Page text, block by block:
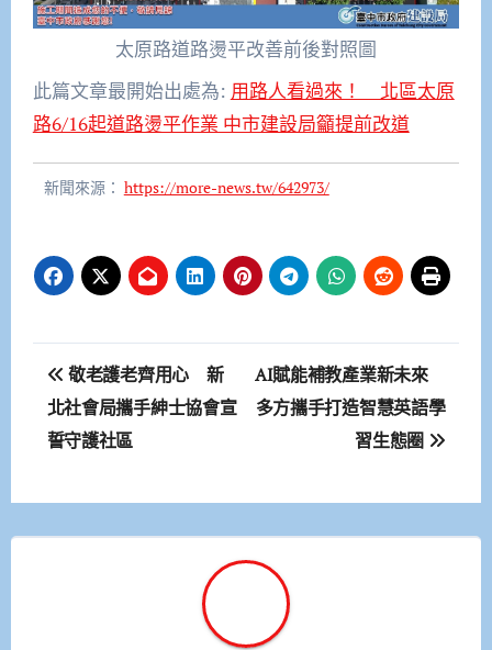
太原路道路燙平改善前後對照圖
此篇文章最開始出處為: 用路人看過來！ 北區太原
路6/16起道路燙平作業 中市建設局籲提前改道
新聞來源： https://more-news.tw/642973/
文
章
導
覽
敬老護老齊用心 新
北社會局攜手紳士協會宣
誓守護社區
AI賦能補教產業新未來
多方攜手打造智慧英語學
習生態圈